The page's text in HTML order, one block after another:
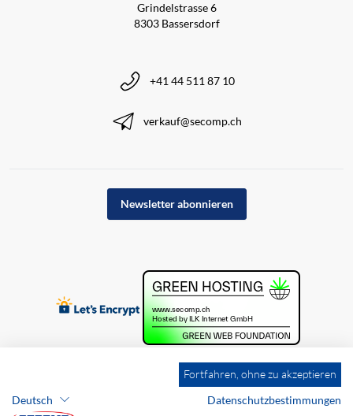
Grindelstrasse 6
8303 Bassersdorf
+41 44 511 87 10
verkauf@secomp.ch
Newsletter abonnieren
Fortfahren, ohne zu akzeptieren
Deutsch
Datenschutzbestimmungen